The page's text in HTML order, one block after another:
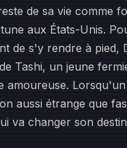
de sa vie comme
aux États-Unis.
de s'y rendre à
Tashi, un jeune
aussi étrange que
va changer son